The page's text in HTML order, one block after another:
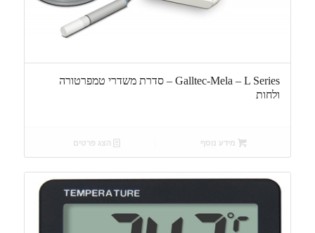
Galltec-Mela – L Series – סדרת משדרי טמפרטורה
ולחות
מידע נוסף הצג פרטים